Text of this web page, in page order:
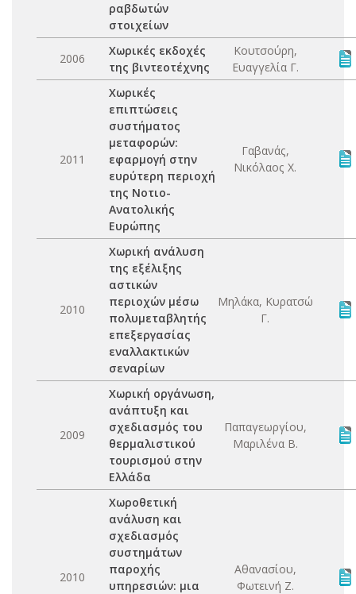
ραβδωτών
στοιχείων
2006
Χωρικές εκδοχές
της βιντεοτέχνης
Κουτσούρη,
Ευαγγελία Γ.
2011
Χωρικές
επιπτώσεις
συστήματος
μεταφορών:
εφαρμογή στην
ευρύτερη περιοχή
της Νοτιο-
Ανατολικής
Ευρώπης
Γαβανάς,
Νικόλαος Χ.
2010
Χωρική ανάλυση
της εξέλιξης
αστικών
περιοχών μέσω
πολυμεταβλητής
επεξεργασίας
εναλλακτικών
σεναρίων
Μηλάκα, Κυρατσώ
Γ.
2009
Χωρική οργάνωση,
ανάπτυξη και
σχεδιασμός του
θερμαλιστικού
τουρισμού στην
Ελλάδα
Παπαγεωργίου,
Μαριλένα Β.
2010
Χωροθετική
ανάλυση και
σχεδιασμός
συστημάτων
παροχής
υπηρεσιών: μια
Αθανασίου,
Φωτεινή Ζ.